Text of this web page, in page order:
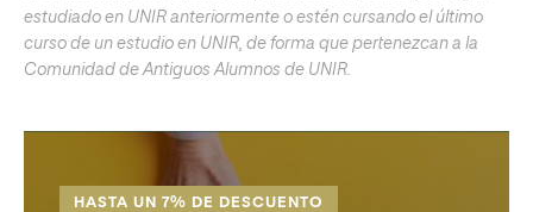
estudiado en UNIR anteriormente o estén cursando el último
curso de un estudio en UNIR, de forma que pertenezcan a la
Comunidad de Antiguos Alumnos de UNIR.
HASTA UN 7% DE DESCUENTO